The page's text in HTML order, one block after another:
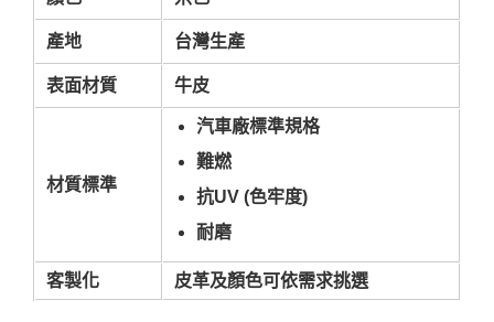
產地 台灣生產
表面材質 牛皮
材質標準
汽車廠標準規格
難燃
抗UV (色牢度)
耐磨
客製化 皮革及顏色可依需求挑選